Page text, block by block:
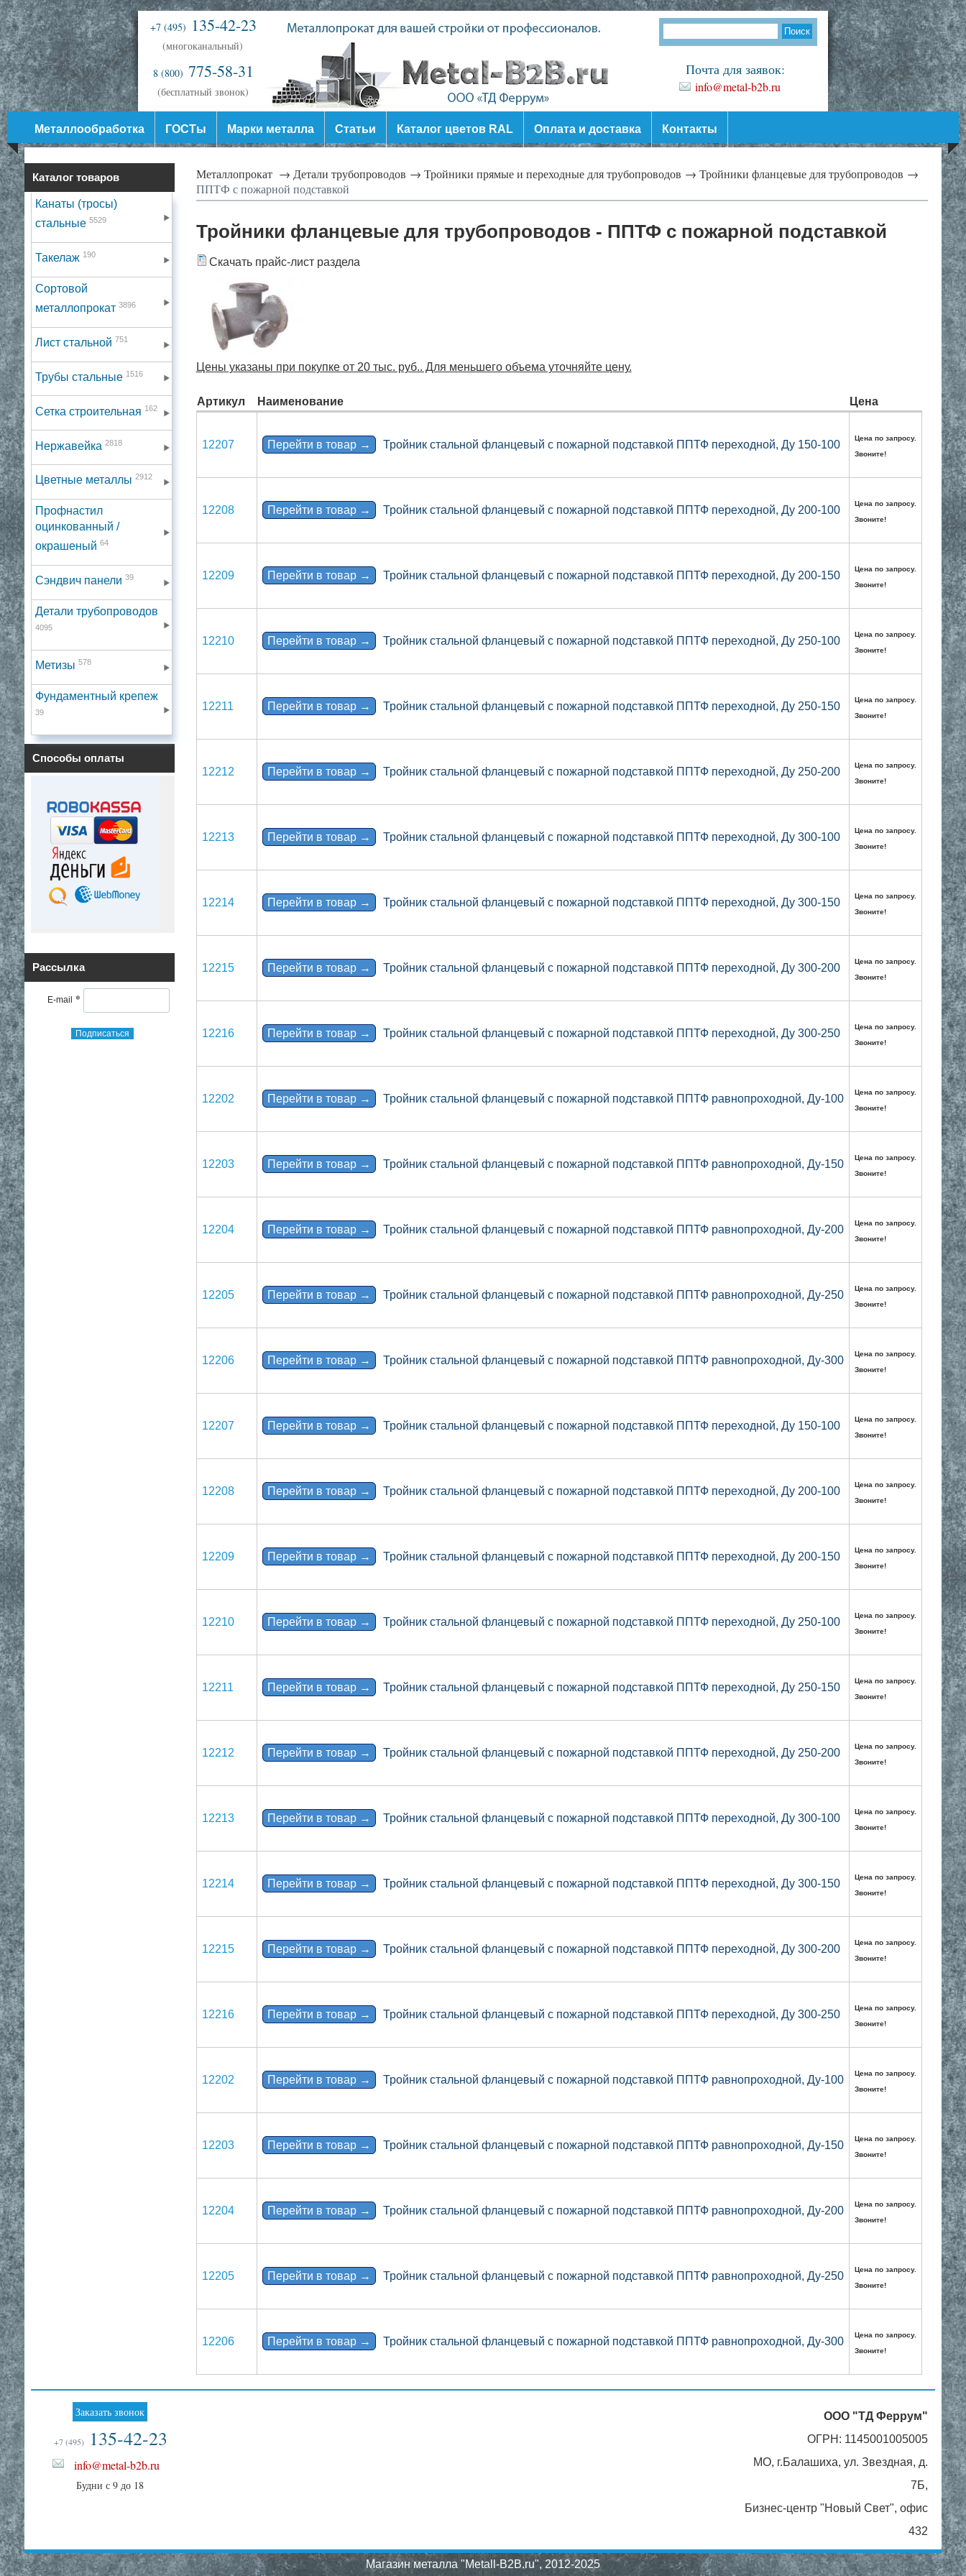
Почта для заявок:
info@metal-b2b.ru
+7 (495) 135-42-23
(многоканальный)
8 (800) 775-58-31
(бесплатный звонок)
Металлообработка ГОСТы Марки металла Статьи Каталог цветов RAL Оплата и доставка Контакты
Каталог товаров
Канаты (тросы)
стальные 5529
Такелаж 190
Сортовой
металлопрокат 3896
Лист стальной 751
Трубы стальные 1516
Сетка строительная 162
Нержавейка 2818
Цветные металлы 2912
Профнастил
оцинкованный /
окрашеный 64
Сэндвич панели 39
Детали трубопроводов
4095
Метизы 578
Фундаментный крепеж
39
Способы оплаты
Рассылка
E-mail *
Подписаться
Металлопрокат → Детали трубопроводов → Тройники прямые и переходные для трубопроводов → Тройники фланцевые для трубопроводов →
ППТФ с пожарной подставкой
Тройники фланцевые для трубопроводов - ППТФ с пожарной подставкой
Скачать прайс-лист раздела
Цены указаны при покупке от 20 тыс. руб.. Для меньшего объема уточняйте цену.
Артикул Наименование Цена
12207 Перейти в товар → Тройник стальной фланцевый с пожарной подставкой ППТФ переходной, Ду 150-100
Цена по запросу.
Звоните!
12208 Перейти в товар → Тройник стальной фланцевый с пожарной подставкой ППТФ переходной, Ду 200-100
Цена по запросу.
Звоните!
12209 Перейти в товар → Тройник стальной фланцевый с пожарной подставкой ППТФ переходной, Ду 200-150
Цена по запросу.
Звоните!
12210 Перейти в товар → Тройник стальной фланцевый с пожарной подставкой ППТФ переходной, Ду 250-100
Цена по запросу.
Звоните!
12211 Перейти в товар → Тройник стальной фланцевый с пожарной подставкой ППТФ переходной, Ду 250-150
Цена по запросу.
Звоните!
12212 Перейти в товар → Тройник стальной фланцевый с пожарной подставкой ППТФ переходной, Ду 250-200
Цена по запросу.
Звоните!
12213 Перейти в товар → Тройник стальной фланцевый с пожарной подставкой ППТФ переходной, Ду 300-100
Цена по запросу.
Звоните!
12214 Перейти в товар → Тройник стальной фланцевый с пожарной подставкой ППТФ переходной, Ду 300-150
Цена по запросу.
Звоните!
12215 Перейти в товар → Тройник стальной фланцевый с пожарной подставкой ППТФ переходной, Ду 300-200
Цена по запросу.
Звоните!
12216 Перейти в товар → Тройник стальной фланцевый с пожарной подставкой ППТФ переходной, Ду 300-250
Цена по запросу.
Звоните!
12202 Перейти в товар → Тройник стальной фланцевый с пожарной подставкой ППТФ равнопроходной, Ду-100
Цена по запросу.
Звоните!
12203 Перейти в товар → Тройник стальной фланцевый с пожарной подставкой ППТФ равнопроходной, Ду-150
Цена по запросу.
Звоните!
12204 Перейти в товар → Тройник стальной фланцевый с пожарной подставкой ППТФ равнопроходной, Ду-200
Цена по запросу.
Звоните!
12205 Перейти в товар → Тройник стальной фланцевый с пожарной подставкой ППТФ равнопроходной, Ду-250
Цена по запросу.
Звоните!
12206 Перейти в товар → Тройник стальной фланцевый с пожарной подставкой ППТФ равнопроходной, Ду-300
Цена по запросу.
Звоните!
12207 Перейти в товар → Тройник стальной фланцевый с пожарной подставкой ППТФ переходной, Ду 150-100
Цена по запросу.
Звоните!
12208 Перейти в товар → Тройник стальной фланцевый с пожарной подставкой ППТФ переходной, Ду 200-100
Цена по запросу.
Звоните!
12209 Перейти в товар → Тройник стальной фланцевый с пожарной подставкой ППТФ переходной, Ду 200-150
Цена по запросу.
Звоните!
12210 Перейти в товар → Тройник стальной фланцевый с пожарной подставкой ППТФ переходной, Ду 250-100
Цена по запросу.
Звоните!
12211 Перейти в товар → Тройник стальной фланцевый с пожарной подставкой ППТФ переходной, Ду 250-150
Цена по запросу.
Звоните!
12212 Перейти в товар → Тройник стальной фланцевый с пожарной подставкой ППТФ переходной, Ду 250-200
Цена по запросу.
Звоните!
12213 Перейти в товар → Тройник стальной фланцевый с пожарной подставкой ППТФ переходной, Ду 300-100
Цена по запросу.
Звоните!
12214 Перейти в товар → Тройник стальной фланцевый с пожарной подставкой ППТФ переходной, Ду 300-150
Цена по запросу.
Звоните!
12215 Перейти в товар → Тройник стальной фланцевый с пожарной подставкой ППТФ переходной, Ду 300-200
Цена по запросу.
Звоните!
12216 Перейти в товар → Тройник стальной фланцевый с пожарной подставкой ППТФ переходной, Ду 300-250
Цена по запросу.
Звоните!
12202 Перейти в товар → Тройник стальной фланцевый с пожарной подставкой ППТФ равнопроходной, Ду-100
Цена по запросу.
Звоните!
12203 Перейти в товар → Тройник стальной фланцевый с пожарной подставкой ППТФ равнопроходной, Ду-150
Цена по запросу.
Звоните!
12204 Перейти в товар → Тройник стальной фланцевый с пожарной подставкой ППТФ равнопроходной, Ду-200
Цена по запросу.
Звоните!
12205 Перейти в товар → Тройник стальной фланцевый с пожарной подставкой ППТФ равнопроходной, Ду-250
Цена по запросу.
Звоните!
12206 Перейти в товар → Тройник стальной фланцевый с пожарной подставкой ППТФ равнопроходной, Ду-300
Цена по запросу.
Звоните!
Заказать звонок
+7 (495)135-42-23
info@metal-b2b.ru
Будни с 9 до 18
ООО "ТД Феррум"
ОГРН: 1145001005005
МО, г.Балашиха, ул. Звездная, д.
7Б,
Бизнес-центр "Новый Свет", офис
432
Магазин металла "Metall-B2B.ru", 2012-2025